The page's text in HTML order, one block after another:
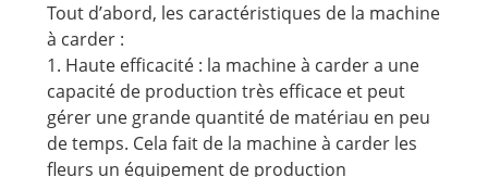
Tout d’abord, les caractéristiques de la machine
à carder :
1. Haute efficacité : la machine à carder a une
capacité de production très efficace et peut
gérer une grande quantité de matériau en peu
de temps. Cela fait de la machine à carder les
fleurs un équipement de production